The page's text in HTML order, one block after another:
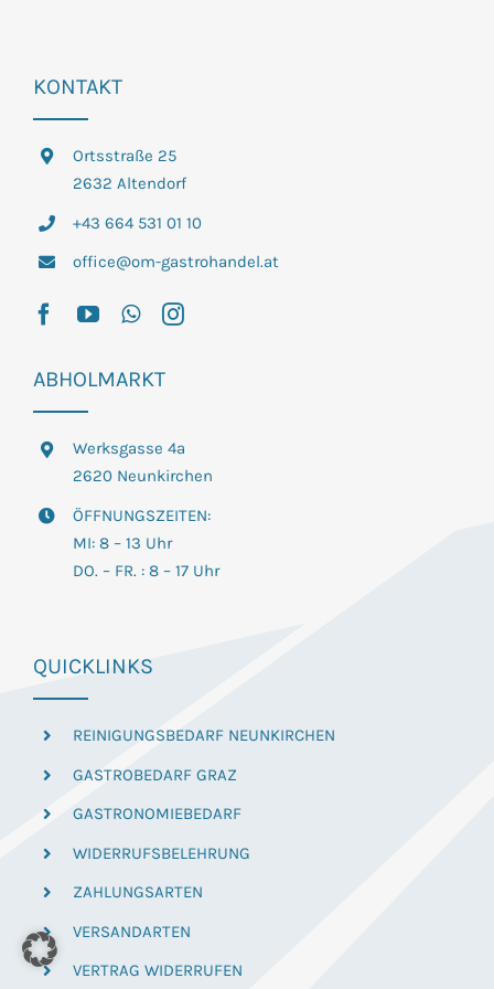
KONTAKT
Ortsstraße 25
2632 Altendorf
+43 664 531 01 10
office@om-gastrohandel.at
ABHOLMARKT
Werksgasse 4a
2620 Neunkirchen
ÖFFNUNGSZEITEN:
MI: 8 – 13 Uhr
DO. – FR. : 8 – 17 Uhr
QUICKLINKS
REINIGUNGSBEDARF NEUNKIRCHEN
GASTROBEDARF GRAZ
GASTRONOMIEBEDARF
WIDERRUFSBELEHRUNG
ZAHLUNGSARTEN
VERSANDARTEN
VERTRAG WIDERRUFEN